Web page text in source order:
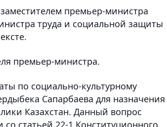
премьер-министра
труда и социальной защиты
премьер-министра.
по социально-культурному
Сапарбаева для назначения
Казахстан. Данный вопрос
статьей 22-1 Конституционного